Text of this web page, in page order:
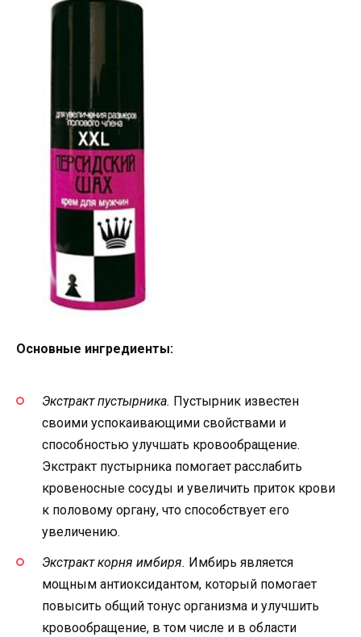
Основные ингредиенты:
Экстракт пустырника. Пустырник известен
своими успокаивающими свойствами и
способностью улучшать кровообращение.
Экстракт пустырника помогает расслабить
кровеносные сосуды и увеличить приток крови
к половому органу, что способствует его
увеличению.
Экстракт корня имбиря. Имбирь является
мощным антиоксидантом, который помогает
повысить общий тонус организма и улучшить
кровообращение, в том числе и в области